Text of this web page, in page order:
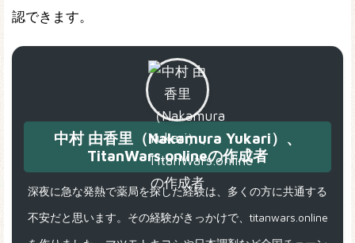
認できます。
中村 由香里（Nakamura Yukari）、
TitanWars.onlineの作成者
深夜に急な発熱で薬局を探した経験は、多くの方に共通する
不安だと思います。その経験がきっかけで、titanwars.online